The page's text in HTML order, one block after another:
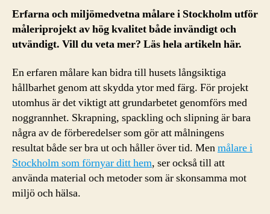
Erfarna och miljömedvetna målare i Stockholm utför
måleriprojekt av hög kvalitet både invändigt och
utvändigt. Vill du veta mer? Läs hela artikeln här.
En erfaren målare kan bidra till husets långsiktiga
hållbarhet genom att skydda ytor med färg. För projekt
utomhus är det viktigt att grundarbetet genomförs med
noggrannhet. Skrapning, spackling och slipning är bara
några av de förberedelser som gör att målningens
resultat både ser bra ut och håller över tid. Menmålare i
Stockholm som förnyar ditt hem, ser också till att
använda material och metoder som är skonsamma mot
miljö och hälsa.